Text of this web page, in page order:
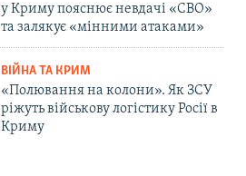
у Криму пояснює невдачі «СВО»
та залякує «мінними атаками»
ВІЙНА ТА КРИМ
«Полювання на колони». Як ЗСУ
ріжуть військову логістику Росії в
Криму